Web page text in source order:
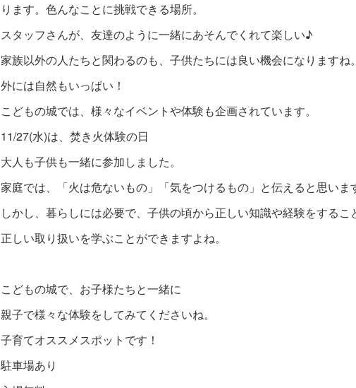
ります。色んなことに挑戦できる場所。
⁡スタッフさんが、友達のように一緒にあそんでくれて楽しい♪
家族以外の人たちと関わるのも、子供たちには良い機会になりますね。
⁡外には自然もいっぱい！
こどもの城では、様々なイベントや体験も企画されています。
⁡11/27(水)は、焚き火体験の日
大人も子供も一緒に参加しました。
家庭では、「火は危ないもの」「気をつけるもの」と伝えると思いま
しかし、暮らしには必要で、子供の頃から正しい知識や経験をするこ
正しい取り扱いを学ぶことができますよね。
こどもの城で、お子様たちと一緒に
親子で様々な体験をしてみてくださいね。
⁡子育てオススメスポットです！
駐車場あり